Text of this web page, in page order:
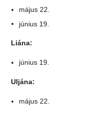
május 22.
június 19.
Liána:
június 19.
Uljána:
május 22.